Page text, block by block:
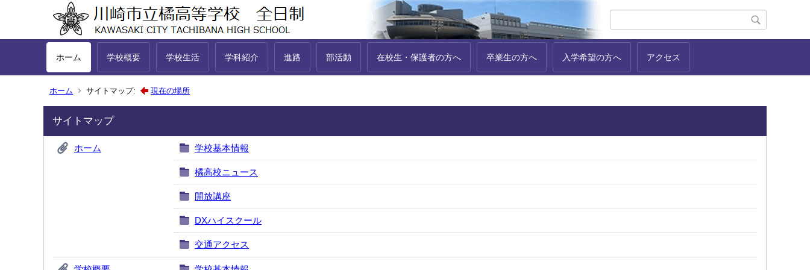
ホーム 学校概要 学校生活 学科紹介 進路 部活動 在校生・保護者の方へ 卒業生の方へ 入学希望の方へ アクセス
ホーム サイトマップ: 現在の場所
サイトマップ
ホーム 学校基本情報
橘高校ニュース
開放講座
DXハイスクール
交通アクセス